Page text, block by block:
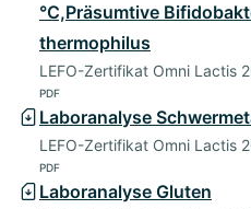
°C,Präsumtive
thermophilus
LEFO-Zertifikat Omni Lactis
PDF
Laboranalyse
LEFO-Zertifikat Omni Lactis
PDF
Laboranalyse Gluten